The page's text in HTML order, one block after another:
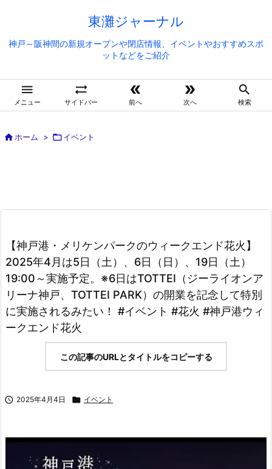
東灘ジャーナル
神戸～阪神間の新規オープンや閉店情報、イベントやおすすめスポ
ットなどをご紹介

メニュー

サイドバー

前へ

次へ

検索
ホーム > イベント
【神戸港・メリケンパークのウィークエンド花火】
2025年4月は5日（土）、6日（日）、19日（土）
19:00～実施予定。※6日はTOTTEI（ジーライオンア
リーナ神戸、TOTTEI PARK）の開業を記念して特別
に実施されるみたい！ #イベント #花火 #神戸港ウィ
ークエンド花火
この記事のURLとタイトルをコピーする
 2025年4月4日  イベント